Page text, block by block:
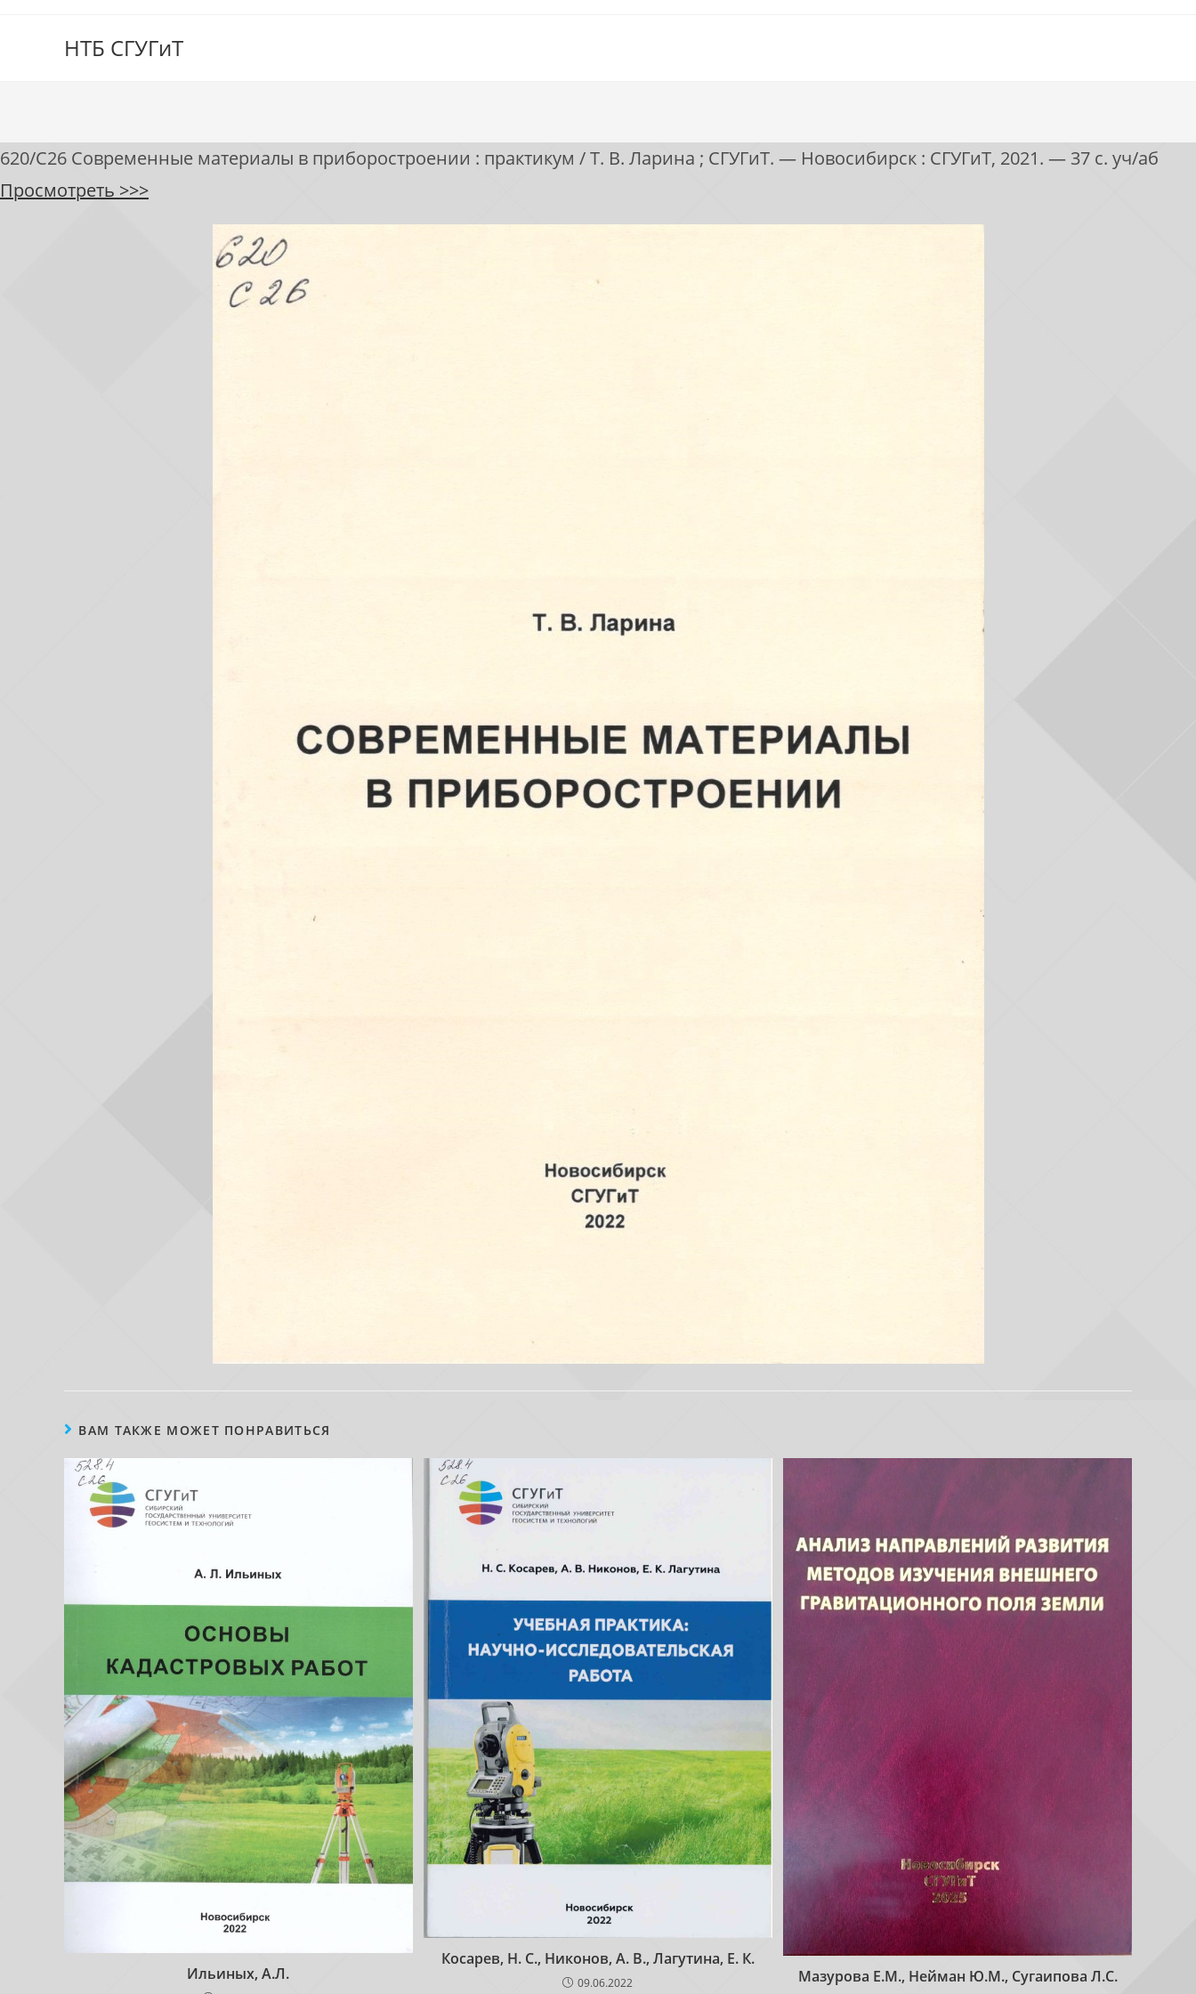
НТБ СГУГиТ
620/С26 Современные материалы в приборостроении : практикум / Т. В. Ларина ; СГУГиТ. — Новосибирск : СГУГиТ, 2021. — 37 с. уч/аб
Просмотреть >>>
ВАМ ТАКЖЕ МОЖЕТ ПОНРАВИТЬСЯ
Ильиных, А.Л.
Косарев, Н. С., Никонов, А. В., Лагутина, Е. К.
09.06.2022 Мазурова Е.М., Нейман Ю.М., Сугаипова Л.С.